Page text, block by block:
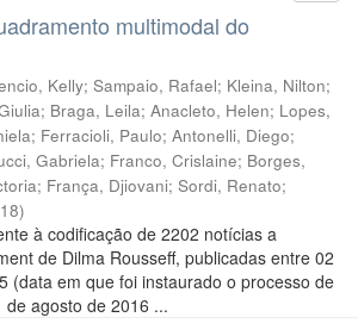
multimodal do
Kelly; Sampaio, Rafael; Kleina, Nilton;
; Braga, Leila; Anacleto, Helen; Lopes,
; Ferracioli, Paulo; Antonelli, Diego;
Gabriela; Franco, Crislaine; Borges,
; França, Djiovani; Sordi, Renato;
)
à codificação de 2202 notícias a
de Dilma Rousseff, publicadas entre 02
(data em que foi instaurado o processo de
agosto de 2016 ...